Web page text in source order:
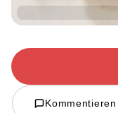
Kommentieren